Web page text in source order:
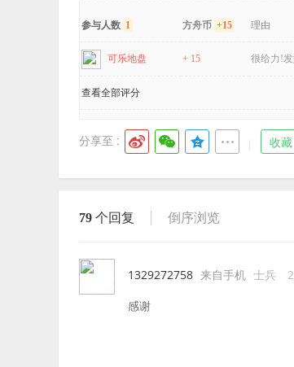
参与人数 1 方舟币 +15 理由
可乐地盘 + 15 很给力!
查看全部评分
分享至 : 收藏
79 个回复 倒序浏览
1329272758 来自手机 士兵
感谢